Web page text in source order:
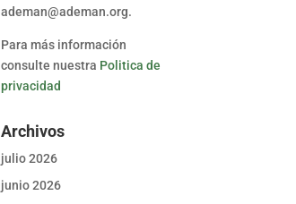
ademan@ademan.org.
Para más información
consulte nuestra Politica de
privacidad
Archivos
julio 2026
junio 2026